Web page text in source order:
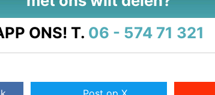
ONS! T. 06 - 574 71 321